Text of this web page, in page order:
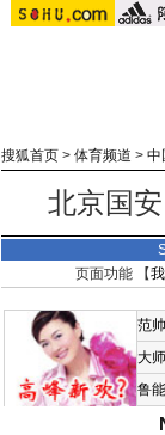
搜狐首页> 体育频道 > 中
北京国
页面功能 【
范
大
鲁